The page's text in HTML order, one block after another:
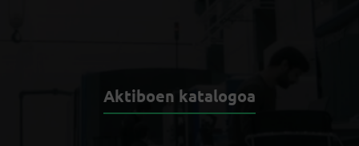
Aktiboen katalogoa